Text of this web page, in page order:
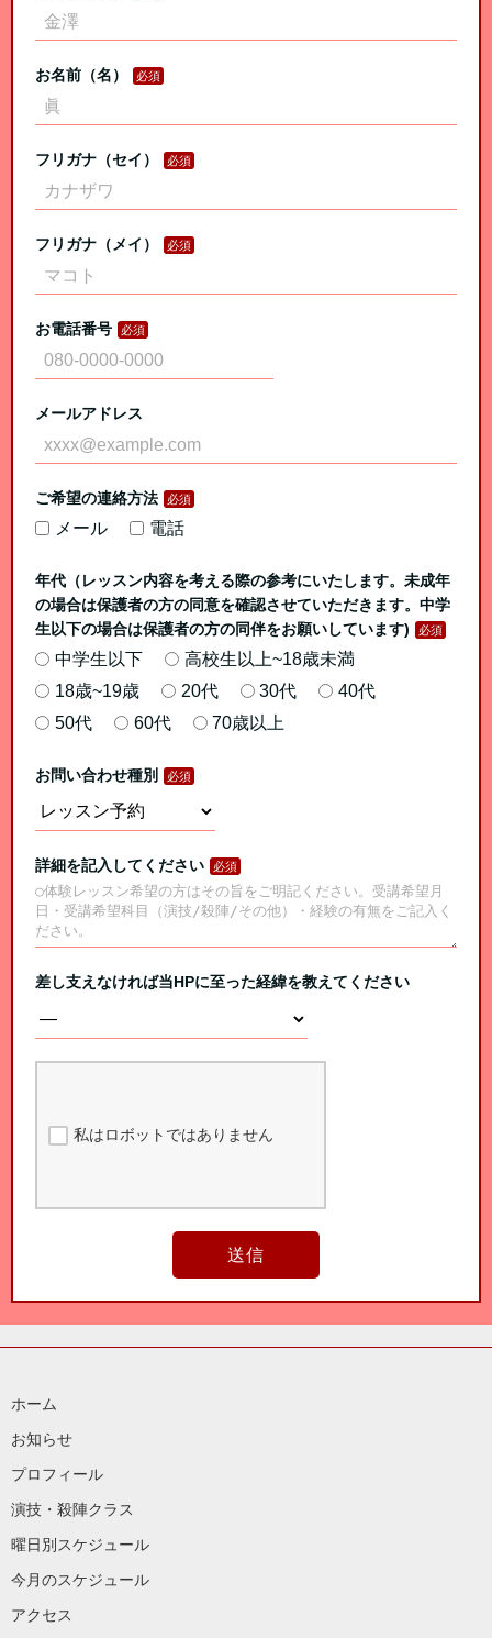
お名前（名）
フリガナ（セイ）
フリガナ（メイ）
お電話番号
メールアドレス
ご希望の連絡方法
メール 電話
年代（レッスン内容を考える際の参考にいたします。未成年
の場合は保護者の方の同意を確認させていただきます。中学
生以下の場合は保護者の方の同伴をお願いしています)
中学生以下
高校生以上~18歳未満
18歳~19歳
20代 30代
40代
50代
60代 70歳以上
お問い合わせ種別
詳細を記入してください
差し支えなければ当HPに至った経緯を教えてください
私はロボットではありません
送信
ホーム
お知らせ
プロフィール
演技・殺陣クラス
曜日別スケジュール
今月のスケジュール
アクセス